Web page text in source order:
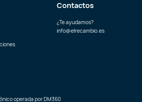
Contactos
¿Te ayudamos?
info@elrecambio.es
operada porDM360